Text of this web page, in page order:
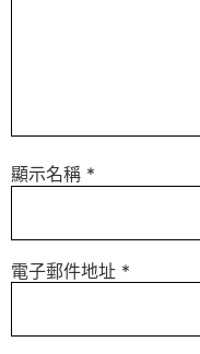
顯示名稱 *
電子郵件地址 *